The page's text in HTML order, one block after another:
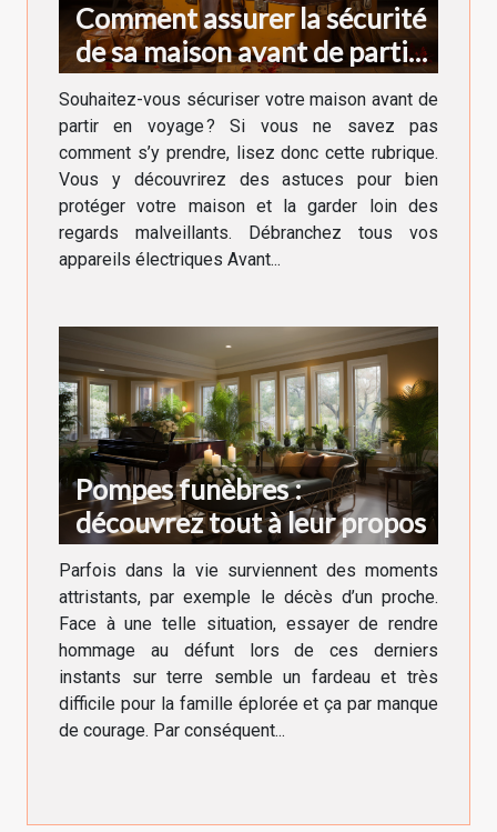
Comment assurer la sécurité
de sa maison avant de partir
en voyage ?
Souhaitez-vous sécuriser votre maison avant de
partir en voyage ? Si vous ne savez pas
comment s’y prendre, lisez donc cette rubrique.
Vous y découvrirez des astuces pour bien
protéger votre maison et la garder loin des
regards malveillants. Débranchez tous vos
appareils électriques Avant...
Pompes funèbres :
découvrez tout à leur propos
Parfois dans la vie surviennent des moments
attristants, par exemple le décès d’un proche.
Face à une telle situation, essayer de rendre
hommage au défunt lors de ces derniers
instants sur terre semble un fardeau et très
difficile pour la famille éplorée et ça par manque
de courage. Par conséquent...